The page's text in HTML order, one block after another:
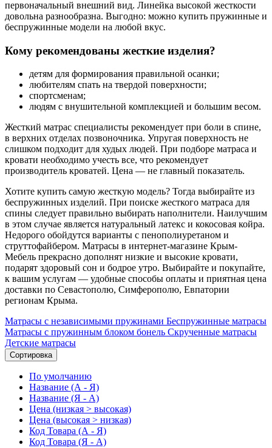
первоначальный внешний вид. Линейка высокой жесткости
довольна разнообразна. Выгодно: можно купить пружинные и
беспружинные модели на любой вкус.
Кому рекомендованы жесткие изделия?
детям для формирования правильной осанки;
любителям спать на твердой поверхности;
спортсменам;
людям с внушительной комплекцией и большим весом.
Жесткий матрас специалисты рекомендует при боли в спине,
в верхних отделах позвоночника. Упругая поверхность не
слишком подходит для худых людей. При подборе матраса и
кровати необходимо учесть все, что рекомендует
производитель кроватей. Цена — не главный показатель.
Хотите купить самую жесткую модель? Тогда выбирайте из
беспружинных изделий. При поиске жесткого матраса для
спины следует правильно выбирать наполнители. Наилучшим
в этом случае является натуральный латекс и кокосовая койра.
Недорого обойдутся варианты с пенополиуретаном и
струттофайбером. Матрасы в интернет-магазине Крым-
Мебель прекрасно дополнят низкие и высокие кровати,
подарят здоровый сон и бодрое утро. Выбирайте и покупайте,
к вашим услугам — удобные способы оплаты и приятная цена
доставки по Севастополю, Симферополю, Евпатории
регионам Крыма.
Матрасы с независимыми пружинами Беспружинные матрасы
Матрасы с пружинным блоком бонель Скрученные матрасы
Детские матрасы
Сортировка
По умолчанию
Название (А - Я)
Название (Я - А)
Цена (низкая > высокая)
Цена (высокая > низкая)
Код Товара (А - Я)
Код Товара (Я - А)